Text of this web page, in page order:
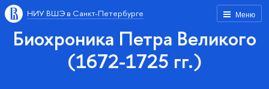
Меню
НИУ ВШЭ в Санкт-Петербурге
Биохроника Петра Великого
(1672-1725 гг.)